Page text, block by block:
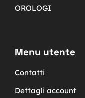
OROLOGI
Menu utente
Contatti
Dettagli account